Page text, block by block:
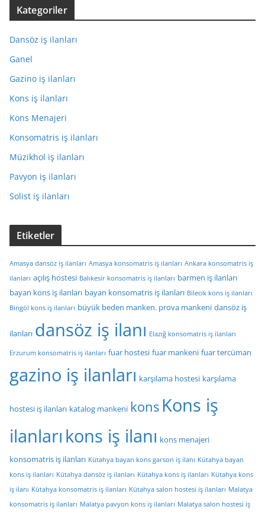
Kategoriler
Dansöz iş ilanları
Ganel
Gazino iş ilanları
Kons iş ilanları
Kons Menajeri
Konsomatris iş ilanları
Müzikhol iş ilanları
Pavyon iş ilanları
Solist iş ilanları
Etiketler
Amasya dansöz iş ilanları Amasya konsomatris iş ilanları Ankara konsomatris iş
ilanları açılış hostesi Balıkesir konsomatris iş ilanları barmen iş ilanları
bayan kons iş ilanları bayan konsomatris iş ilanları Bilecik kons iş ilanları
Bingöl kons iş ilanları büyük beden manken. prova mankeni dansöz iş
ilanları dansöz iş ilanı Elazığ konsomatris iş ilanları
Erzurum konsomatris iş ilanları fuar hostesi fuar mankeni fuar tercüman
gazino iş ilanları karşılama hostesi karşılama
hostesi iş ilanları katalog mankeni kons Kons iş
ilanları kons iş ilanı kons menajeri
konsomatris iş ilanları Kütahya bayan kons garson iş ilanı Kütahya bayan
kons iş ilanları Kütahya dansöz iş ilanları Kütahya kons iş ilanları Kütahya kons
iş ilanı Kütahya konsomatris iş ilanları Kütahya salon hostesi iş ilanları Malatya
konsomatris iş ilanları Malatya pavyon kons iş ilanları Malatya salon hostesi iş